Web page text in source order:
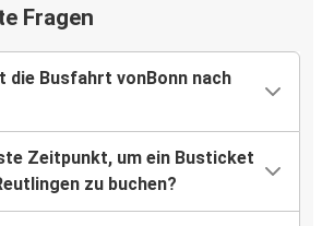
Fragen
die Busfahrt vonBonn nach
Zeitpunkt, um ein Busticket
zu buchen?